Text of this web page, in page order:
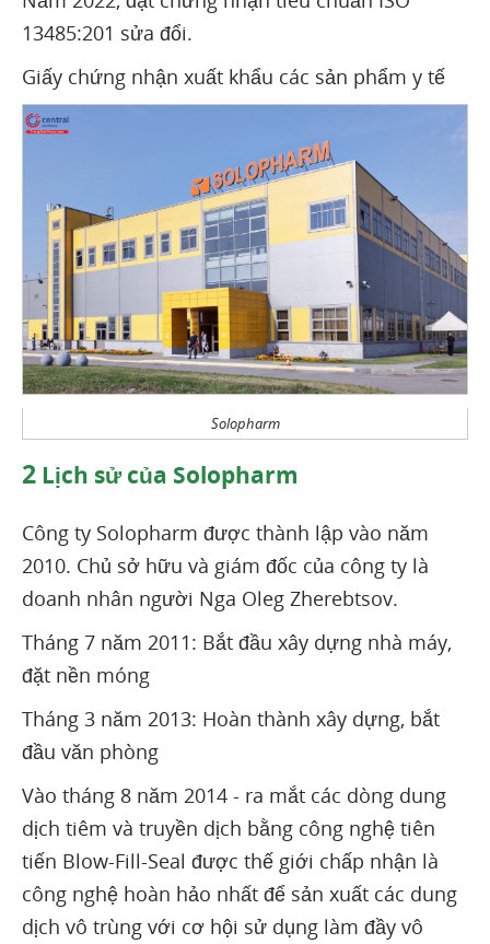
13485:201 sửa đổi.
Giấy chứng nhận xuất khẩu các sản phẩm y tế
Solopharm
2 Lịch sử của Solopharm
Công ty Solopharm được thành lập vào năm
2010. Chủ sở hữu và giám đốc của công ty là
doanh nhân người Nga Oleg Zherebtsov.
Tháng 7 năm 2011: Bắt đầu xây dựng nhà máy,
đặt nền móng
Tháng 3 năm 2013: Hoàn thành xây dựng, bắt
đầu văn phòng
Vào tháng 8 năm 2014 - ra mắt các dòng dung
dịch tiêm và truyền dịch bằng công nghệ tiên
tiến Blow-Fill-Seal được thế giới chấp nhận là
công nghệ hoàn hảo nhất để sản xuất các dung
dịch vô trùng với cơ hội sử dụng làm đầy vô